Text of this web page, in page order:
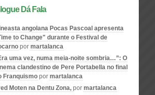
Dá Fala
angolana Pocas Pascoal apresenta
to Change" durante o Festival de
por martalanca
uma vez, numa meia-noite sombria…”: O
clandestino de Pere Portabella no final
Franquismo por martalanca
Moten na Dentu Zona, por martalanca